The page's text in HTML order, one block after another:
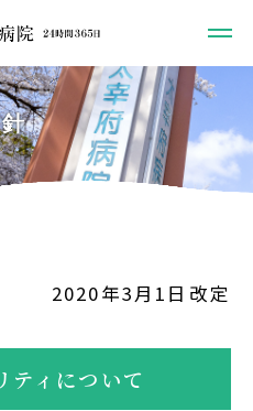
2020年3月1日改定
ティについて